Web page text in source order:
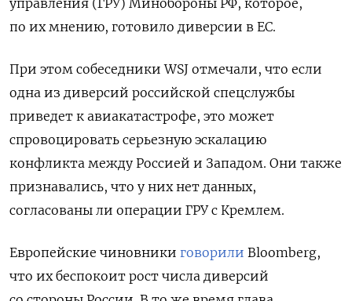
по их мнению, готовило диверсии в ЕС.
При этом собеседники WSJ отмечали, что если
одна из диверсий российской спецслужбы
приведет к авиакатастрофе, это может
спровоцировать серьезную эскалацию
конфликта между Россией и Западом. Они также
признавались, что у них нет данных,
согласованы ли операции ГРУ с Кремлем.
Европейские чиновники говорили Bloomberg,
что их беспокоит рост числа диверсий